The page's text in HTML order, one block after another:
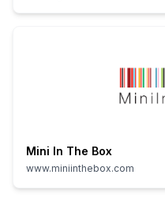
Mini In The Box
www.miniinthebox.com